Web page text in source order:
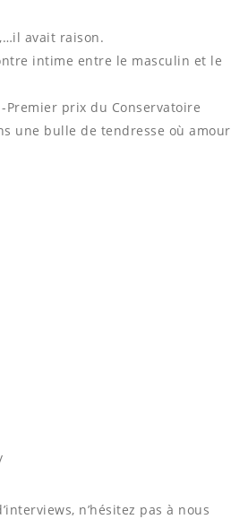
avait raison.
intime entre le masculin et le
Premier prix du Conservatoire
une bulle de tendresse où amour
n’hésitez pas à nous